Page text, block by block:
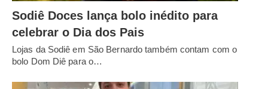
Sodiê Doces lança bolo inédito para
celebrar o Dia dos Pais
Lojas da Sodiê em São Bernardo também contam com o
bolo Dom Diê para o…